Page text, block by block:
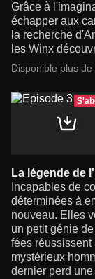
Grâce à
échapper aux
la recherche
les Winx
Disponible plus de
La légende de
Incapables de
déterminées à
nouveau. Elles
un petit génie
fées réussissent
mystérieux
dernier perd